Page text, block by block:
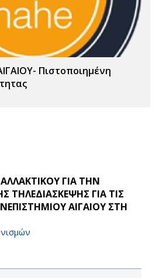
Πιστοποιημένη
ΓΙΑ ΤΗΝ
ΤΗΛΕΔΙΑΣΚΕΨΗΣ ΓΙΑ ΤΙΣ
ΑΙΓΑΙΟΥ ΣΤΗ